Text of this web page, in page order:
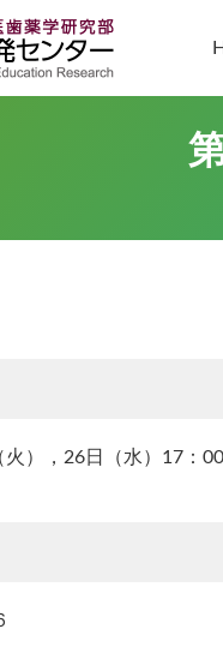
），26日（水）17：